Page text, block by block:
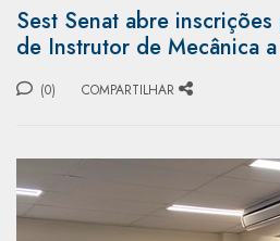
Sest Senat abre
de Instrutor de Mecânica
(0) COMPARTILHAR